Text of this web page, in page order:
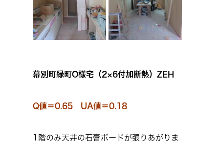
幕別町緑町O様宅（2×6付加断熱）ZEH
Q値＝0.65 UA値＝0.18
1階のみ天井の石膏ボードが張りあがりま